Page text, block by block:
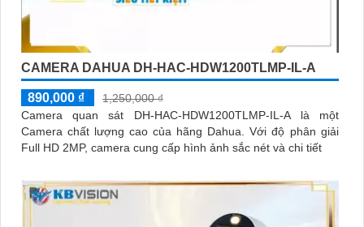
CAMERA DAHUA DH-HAC-HDW1200TLMP-IL-A
890,000 ₫
1,250,000 ₫
Camera quan sát DH-HAC-HDW1200TLMP-IL-A là một
Camera chất lượng cao của hãng Dahua. Với độ phân giải
Full HD 2MP, camera cung cấp hình ảnh sắc nét và chi tiết